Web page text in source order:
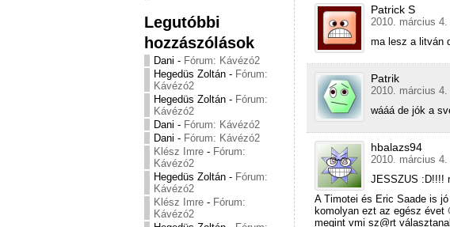
Legutóbbi
hozzászólások
Dani - Fórum: Kávézó2
Hegedüs Zoltán - Fórum:
Kávézó2
Hegedüs Zoltán - Fórum:
Kávézó2
Dani - Fórum: Kávézó2
Dani - Fórum: Kávézó2
Klész Imre - Fórum:
Kávézó2
Hegedüs Zoltán - Fórum:
Kávézó2
Klész Imre - Fórum:
Kávézó2
Patrick S
2010. március
ma lesz a litván
Patrik
2010. március
wááá de jók a
hbalazs94
2010. március
JESSZUS :D!!!!
A Timotei és Eric Saade is
komolyan ezt az egész
megint vmi sz@rt